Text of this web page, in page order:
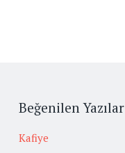
Beğenilen Yazılar
Kafiye